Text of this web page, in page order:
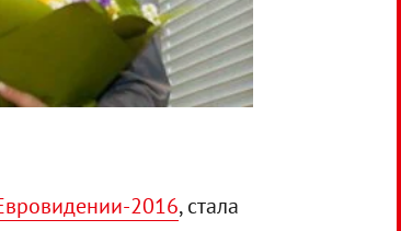
2016, стала